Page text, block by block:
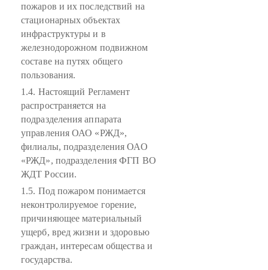
пожаров и их последствий на
стационарных объектах
инфраструктуры и в
железнодорожном подвижном
составе на путях общего
пользования.
1.4. Настоящий Регламент
распространяется на
подразделения аппарата
управления ОАО «РЖД»,
филиалы, подразделения ОАО
«РЖД», подразделения ФГП ВО
ЖДТ России.
1.5. Под пожаром понимается
неконтролируемое горение,
причиняющее материальный
ущерб, вред жизни и здоровью
граждан, интересам общества и
государства.